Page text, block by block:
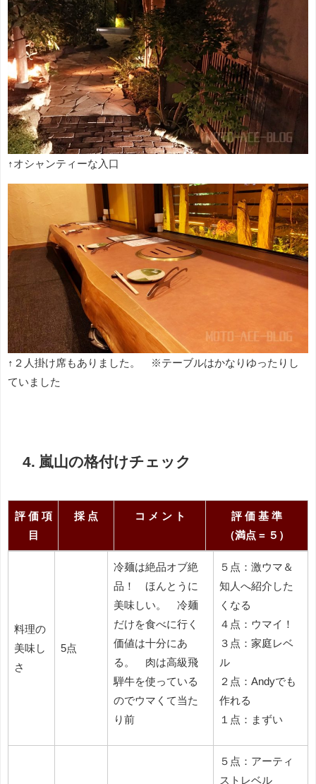
↑オシャンティーな入口
↑２人掛け席もありました。 ※テーブルはかなりゆったりし
ていました
4. 嵐山の格付けチェック
評 価 項
目
採 点 コ メ ン ト
評 価 基 準
（満点 = ５）
コ メ ン ト
評 価 基 準
（満点 = ５）
料理の
美味し
さ
5点
冷麺は絶品オブ絶
品！ ほんとうに
美味しい。 冷麺
だけを食べに行く
価値は十分にあ
る。 肉は高級飛
騨牛を使っている
のでウマくて当た
り前
５点：激ウマ＆
知人へ紹介した
くなる
４点：ウマイ！
３点：家庭レベ
ル
２点：Andyでも
作れる
１点：まずい
５点：アーティ
ストレベル